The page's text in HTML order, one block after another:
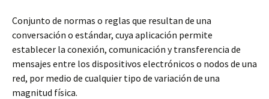
Conjunto de normas o reglas que resultan de una
conversación o estándar, cuya aplicación permite
establecer la conexión, comunicación y transferencia de
mensajes entre los dispositivos electrónicos o nodos de una
red, por medio de cualquier tipo de variación de una
magnitud física.